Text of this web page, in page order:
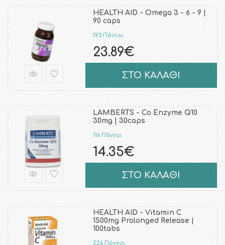
HEALTH AID - Omega 3 - 6 - 9 |
90 caps
193 Πόντοι
23.89€
ΣΤΟ ΚΑΛΑΘΙ
LAMBERTS - Co Enzyme Q10
30mg | 30caps
116 Πόντοι
14.35€
ΣΤΟ ΚΑΛΑΘΙ
HEALTH AID - Vitamin C
1500mg Prolonged Release |
100tabs
226 Πόντοι